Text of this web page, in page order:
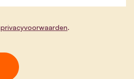
privacyvoorwaarden.